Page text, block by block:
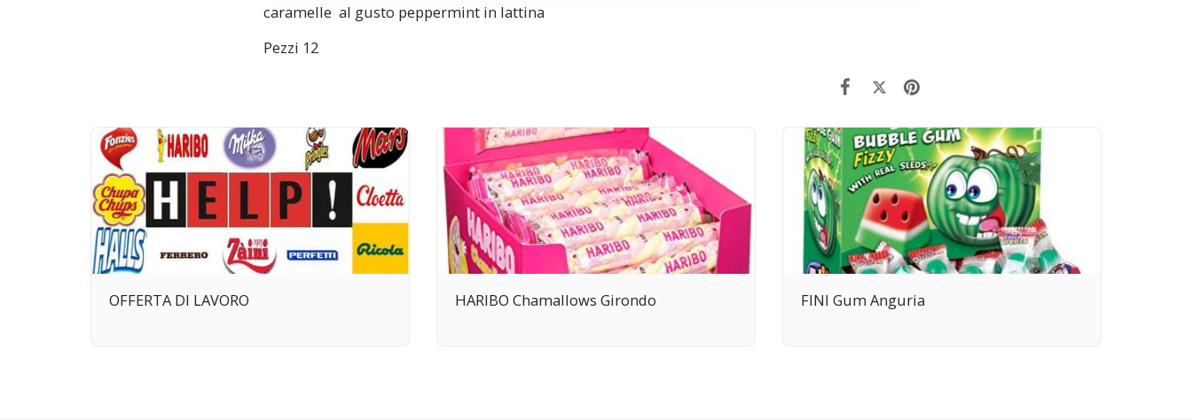
caramelle al gusto peppermint in lattina
Pezzi 12
OFFERTA DI LAVORO HARIBO Chamallows Girondo FINI Gum Anguria